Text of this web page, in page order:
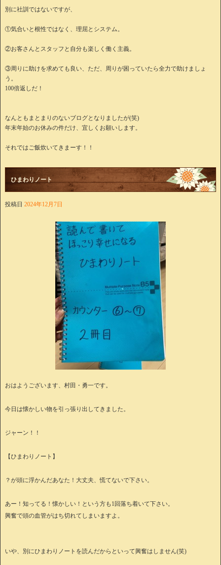
別に社訓ではないですが、
①気合いと根性ではなく、理屈とシステム。
②お客さんとスタッフと自分も楽しく働く主義。
③周りに助けを求めても良い、ただ、周りが困っていたら全力で助けましょ
う。
100倍返しだ！
なんともまとまりのないブログとなりましたが(笑)
年末年始のお休みの件だけ、宜しくお願いします。
それではご飯炊いてきまーす！！
ひまわりノート
投稿日 2024年12月7日
おはようございます、村田・勇一です。
今日は懐かしい物を引っ張り出してきました。
ジャーン！！
【ひまわりノート】
？が頭に浮かんだあなた！大丈夫、慌てないで下さい。
あー！知ってる！懐かしい！という方も1回落ち着いて下さい。
興奮で頭の血管がはち切れてしまいますよ。
いや、別にひまわりノートを読んだからといって興奮はしません(笑)